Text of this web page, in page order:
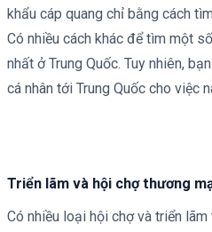
khẩu cáp quang chỉ bằng cách
Có nhiều cách khác để tìm một
nhất ở Trung Quốc. Tuy nhiên,
cá nhân tới Trung Quốc cho việc
Triển lãm và hội chợ thương
Có nhiều loại hội chợ và triển